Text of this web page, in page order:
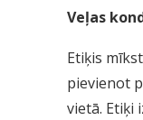
Veļas
Etiķis
pievienot
vietā. Etiķi